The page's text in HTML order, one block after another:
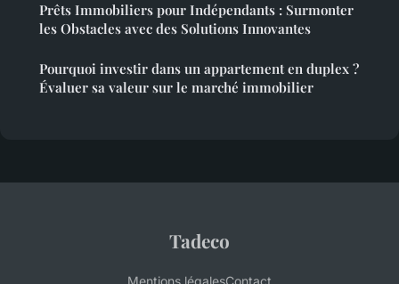
Prêts Immobiliers pour Indépendants : Surmonter
les Obstacles avec des Solutions Innovantes
Pourquoi investir dans un appartement en duplex ?
Évaluer sa valeur sur le marché immobilier
Tadeco